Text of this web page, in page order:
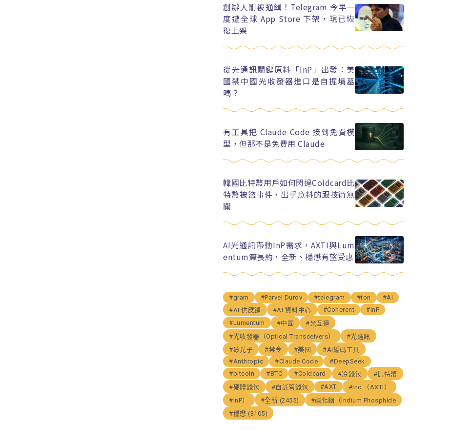
創辦人剛被通緝！Telegram 今早一
度遭全球 App Store 下架，現已恢
復上架
從光通訊關鍵原料「InP」出發：美
國禁中國光收發器進口是自掘墳墓
嗎？
有工具把 Claude Code 接到免費模
型，但那不是免費用 Claude
韓國比特幣用戶如何閃過Coldcard比
特幣被盜事件，出乎意料的跟技術無
關
AI光通訊帶動InP需求，AXTI與Lum
entum簽長約，全新、穩懋有望受惠
#gram #Parvel Durov #telegram #ton
#AI
#AI 供應鏈
#AI 資料中心 #Coherent
#InP
#Lumentum
#中國
#光互連
#光收發器（Optical Transceivers）
#光通訊
#矽光子
#禁令 #美國
#AI編碼工具
#Anthropic
#Claude Code
#DeepSeek
#bitcoin
#BTC #Coldcard #冷錢包
#比特幣
#硬體錢包
#自託管錢包 #AXT
#Inc.（AXTI）
#InP）
#全新 (2455)
#磷化銦（Indium Phosphide
#穩懋 (3105)